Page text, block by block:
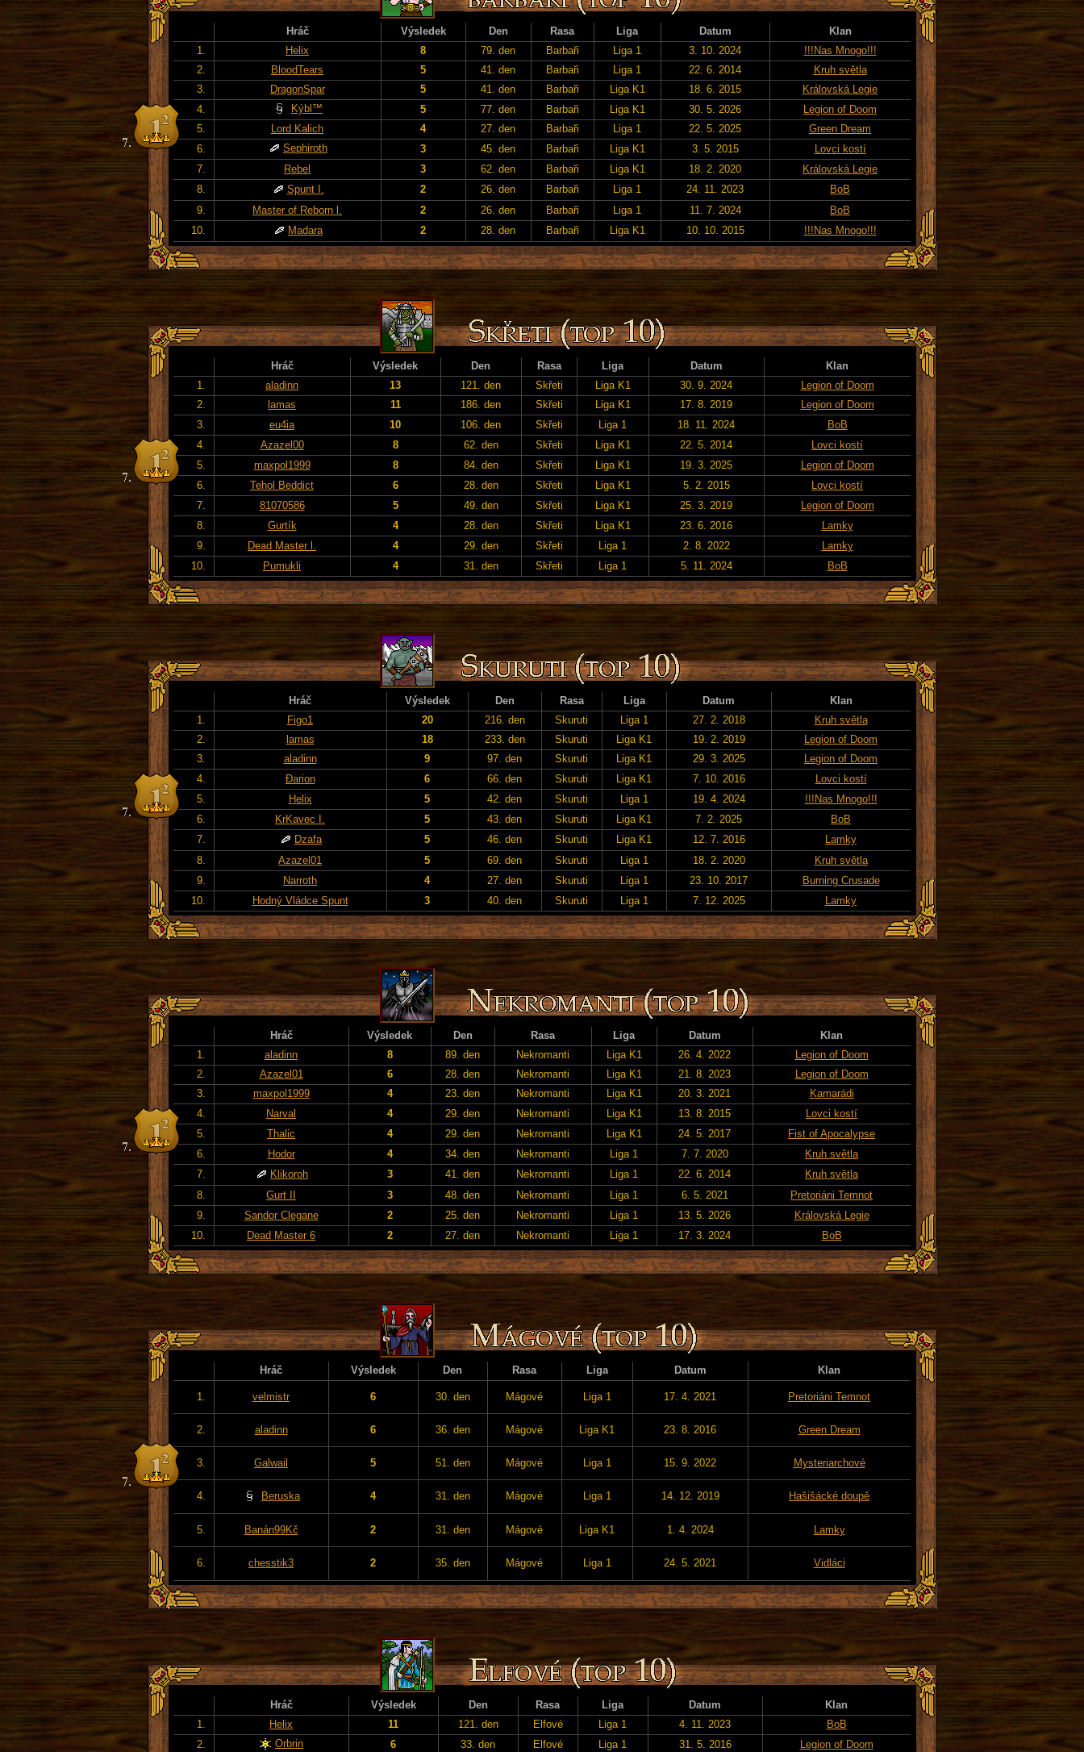
Hráč Výsledek Den Rasa Liga Datum
Klan
1.
Helix 8 79. den Barbaři Liga 1 3. 10. 2024
!!!Nas Mnogo!!!
2.
BloodTears 5 41. den Barbaři Liga 1 22. 6. 2014
Kruh světla
3.
DragonSpar 5 41. den Barbaři Liga K1 18. 6. 2015
Královská Legie
4.
Kýbl™ 5 77. den Barbaři Liga K1 30. 5. 2026
Legion of Doom
5.
Lord Kalich 4 27. den Barbaři Liga 1 22. 5. 2025
Green Dream
6.
Sephiroth 3 45. den Barbaři Liga K1 3. 5. 2015
Lovci kostí
7.
Rebel 3 62. den Barbaři Liga K1 18. 2. 2020
Královská Legie
8.
Spunt I. 2 26. den Barbaři Liga 1 24. 11. 2023
BoB
9.
Master of Reborn l. 2 26. den Barbaři Liga 1 11. 7. 2024
BoB
10.
Madara 2 28. den Barbaři Liga K1 10. 10. 2015 !!!Nas Mnogo!!!
Hráč Výsledek Den Rasa Liga Datum
Klan
1.
aladinn 13 121. den Skřeti Liga K1 30. 9. 2024
Legion of Doom
2.
lamas 11 186. den Skřeti Liga K1 17. 8. 2019
Legion of Doom
3.
eu4ia 10 106. den Skřeti Liga 1 18. 11. 2024
BoB
4.
Azazel00 8 62. den Skřeti Liga K1 22. 5. 2014
Lovci kostí
5.
maxpol1999 8 84. den Skřeti Liga K1 19. 3. 2025
Legion of Doom
6.
Tehol Beddict 6 28. den Skřeti Liga K1 5. 2. 2015
Lovci kostí
7.
81070586 5 49. den Skřeti Liga K1 25. 3. 2019
Legion of Doom
8.
Gurtík 4 28. den Skřeti Liga K1 23. 6. 2016
Lamky
9.
Dead Master l. 4 29. den Skřeti Liga 1 2. 8. 2022
Lamky
10.
Pumukli 4 31. den Skřeti Liga 1 5. 11. 2024 BoB
Hráč Výsledek Den Rasa Liga Datum
Klan
1.
Figo1 20 216. den Skuruti Liga 1 27. 2. 2018
Kruh světla
2.
lamas 18 233. den Skuruti Liga K1 19. 2. 2019
Legion of Doom
3.
aladinn 9 97. den Skuruti Liga K1 29. 3. 2025
Legion of Doom
4.
Đarion 6 66. den Skuruti Liga K1 7. 10. 2016
Lovci kostí
5.
Helix 5 42. den Skuruti Liga 1 19. 4. 2024
!!!Nas Mnogo!!!
6.
KrKavec I. 5 43. den Skuruti Liga K1 7. 2. 2025
BoB
7.
Dzafa 5 46. den Skuruti Liga K1 12. 7. 2016
Lamky
8.
Azazel01 5 69. den Skuruti Liga 1 18. 2. 2020
Kruh světla
9.
Narroth 4 27. den Skuruti Liga 1 23. 10. 2017
Burning Crusade
10.
Hodný Vládce Spunt 3 40. den Skuruti Liga 1 7. 12. 2025 Lamky
Hráč Výsledek Den Rasa Liga Datum
Klan
1.
aladinn 8 89. den Nekromanti Liga K1 26. 4. 2022
Legion of Doom
2.
Azazel01 6 28. den Nekromanti Liga K1 21. 8. 2023
Legion of Doom
3.
maxpol1999 4 23. den Nekromanti Liga K1 20. 3. 2021
Kamarádi
4.
Narval 4 29. den Nekromanti Liga K1 13. 8. 2015
Lovci kostí
5.
Thalic 4 29. den Nekromanti Liga K1 24. 5. 2017
Fist of Apocalypse
6.
Hodor 4 34. den Nekromanti Liga 1 7. 7. 2020
Kruh světla
7.
Klikoroh 3 41. den Nekromanti Liga 1 22. 6. 2014
Kruh světla
8.
Gurt II 3 48. den Nekromanti Liga 1 6. 5. 2021
Pretoriáni Temnot
9.
Sandor Clegane 2 25. den Nekromanti Liga 1 13. 5. 2026
Královská Legie
10.
Dead Master 6 2 27. den Nekromanti Liga 1 17. 3. 2024 BoB
Hráč Výsledek Den Rasa Liga Datum Klan
1. velmistr 6 30. den Mágové Liga 1 17. 4. 2021 Pretoriáni Temnot
2. aladinn 6 36. den Mágové Liga K1 23. 8. 2016 Green Dream
3. Galwail 5 51. den Mágové Liga 1 15. 9. 2022 Mysteriarchové
4. Beruska 4 31. den Mágové Liga 1 14. 12. 2019 Hašišácké doupě
5. Banán99Kč 2 31. den Mágové Liga K1 1. 4. 2024 Lamky
6. chesstik3 2 35. den Mágové Liga 1 24. 5. 2021 Vidláci
Hráč Výsledek Den Rasa Liga Datum
Klan
1.
Helix 11 121. den Elfové Liga 1 4. 11. 2023
BoB
2.
Orbrin 6 33. den Elfové Liga 1 31. 5. 2016 Legion of Doom